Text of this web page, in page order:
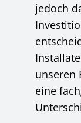
jedoch
unseren
eine